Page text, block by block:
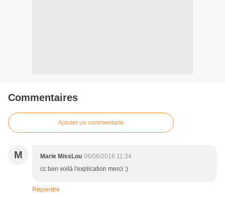
Commentaires
Ajouter un commentaire
M Marie MissLou 06/06/2016 11:34
cc ben voilà l'explication merci :)
Répondre